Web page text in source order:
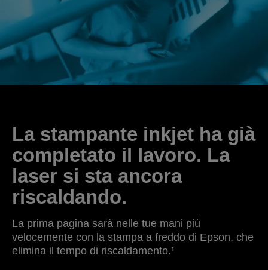
La stampante inkjet ha già
completato il lavoro. La
laser si sta ancora
riscaldando.
La prima pagina sarà nelle tue mani più
velocemente con la stampa a freddo di Epson, che
elimina il tempo di riscaldamento.¹